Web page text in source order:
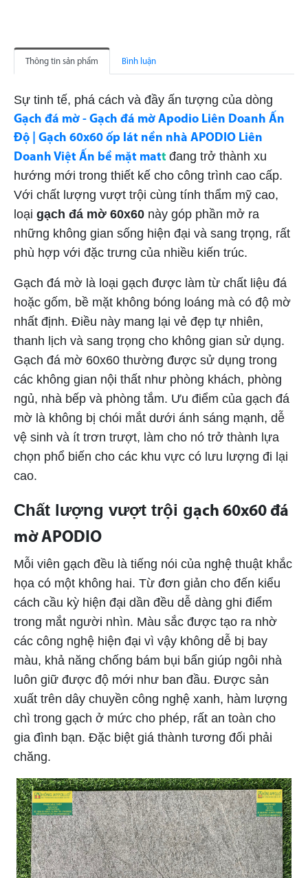
Thông tin sản phẩm Bình luận
Sự tinh tế, phá cách và đầy ấn tượng của dòng
Gạch đá mờ - Gạch đá mờ Apodio Liên Doanh Ấn
Độ | Gạch 60x60 ốp lát nền nhà APODIO Liên
Doanh Việt Ấn bề mặt matt đang trở thành xu
hướng mới trong thiết kế cho công trình cao cấp.
Với chất lượng vượt trội cùng tính thẩm mỹ cao,
loại gạch đá mờ 60x60 này góp phần mở ra
những không gian sống hiện đại và sang trọng, rất
phù hợp với đặc trưng của nhiều kiến trúc.
Gạch đá mờ là loại gạch được làm từ chất liệu đá
hoặc gốm, bề mặt không bóng loáng mà có độ mờ
nhất định. Điều này mang lại vẻ đẹp tự nhiên,
thanh lịch và sang trọng cho không gian sử dụng.
Gạch đá mờ 60x60 thường được sử dụng trong
các không gian nội thất như phòng khách, phòng
ngủ, nhà bếp và phòng tắm. Ưu điểm của gạch đá
mờ là không bị chói mắt dưới ánh sáng mạnh, dễ
vệ sinh và ít trơn trượt, làm cho nó trở thành lựa
chọn phổ biến cho các khu vực có lưu lượng đi lại
cao.
Chất lượng vượt trội gạch 60x60 đá
mờ APODIO
Mỗi viên gạch đều là tiếng nói của nghệ thuật khắc
họa có một không hai. Từ đơn giản cho đến kiểu
cách cầu kỳ hiện đại dần đều dễ dàng ghi điểm
trong mắt người nhìn. Màu sắc được tạo ra nhờ
các công nghệ hiện đại vì vậy không dễ bị bay
màu, khả năng chống bám bụi bẩn giúp ngôi nhà
luôn giữ được độ mới như ban đầu. Được sản
xuất trên dây chuyền công nghệ xanh, hàm lượng
chì trong gạch ở mức cho phép, rất an toàn cho
gia đình bạn. Đặc biệt giá thành tương đối phải
chăng.